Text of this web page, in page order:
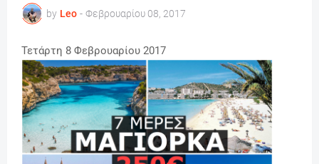
by Leo - Φεβρουαρίου 08, 2017
Τετάρτη 8 Φεβρουαρίου 2017